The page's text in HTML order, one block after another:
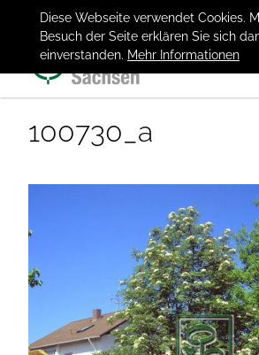
Diese Webseite verwendet Cookies.
Besuch der Seite erklären Sie sich
einverstanden. Mehr Informationen
100730_a